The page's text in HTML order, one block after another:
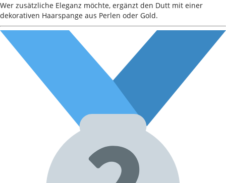
Wer zusätzliche Eleganz möchte, ergänzt den Dutt mit einer
dekorativen Haarspange aus Perlen oder Gold.